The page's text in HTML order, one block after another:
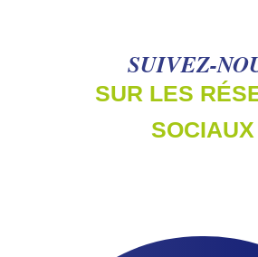
SUIVEZ-
SUR LES
SOCIAUX